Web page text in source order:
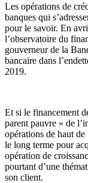
Les opérations de
banques qui
pour le savoir. En
l’observatoire du
gouverneur de la
bancaire dans
2019.
Et si le financement
parent pauvre » de
opérations de haut
le long terme pour
opération de
pourtant d’une
son client.